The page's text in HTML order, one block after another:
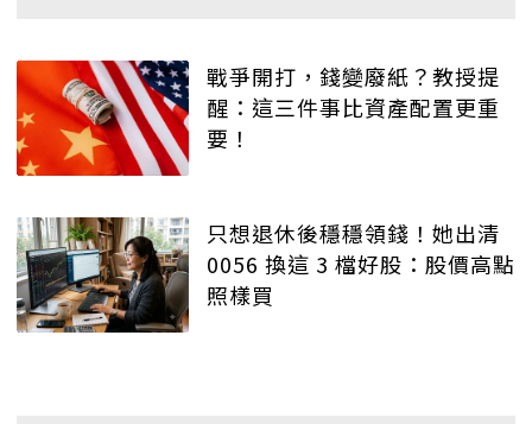
戰爭開打，錢變廢紙？教授提
醒：這三件事比資產配置更重
要！
只想退休後穩穩領錢！她出清
0056 換這 3 檔好股：股價高點
照樣買